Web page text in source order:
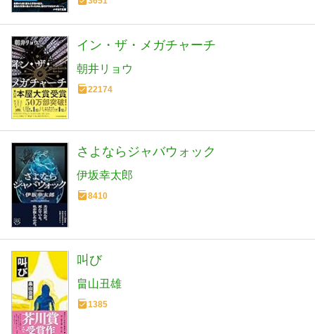
イン・ザ・メガチャーチ
朝井リョウ
22174
さよならジャバウォック
伊坂幸太郎
8410
叫び
畠山丑雄
1385